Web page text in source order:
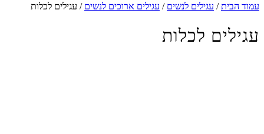
עמוד הבית/ עגילים לנשים / עגילים ארוכים לנשים / עגילים לכלות
עגילים לכלות